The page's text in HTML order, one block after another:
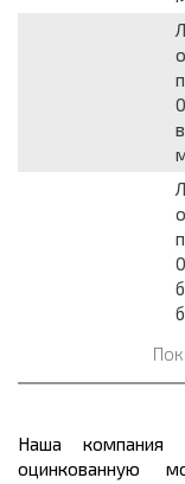
Наша компания
оцинкованную